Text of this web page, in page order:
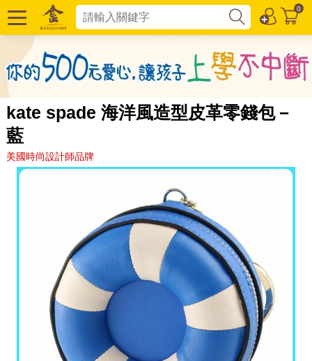
0
kate spade 海洋風造型皮革零錢包－
藍
美國時尚設計師品牌